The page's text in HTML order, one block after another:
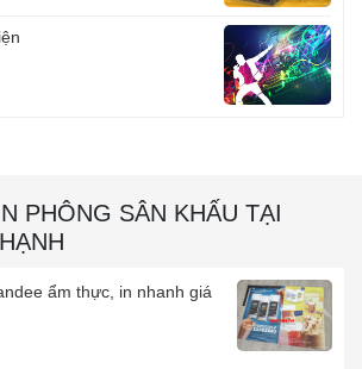
PHÔNG SÂN KHẤU TẠI
ẩm thực, in nhanh giá